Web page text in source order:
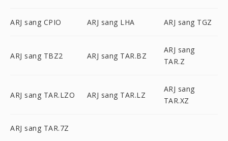
ARJ sang CPIO ARJ sang LHA ARJ sang TGZ
ARJ sang TBZ2 ARJ sang TAR.BZ
ARJ sang
TAR.Z
ARJ sang TAR.LZO ARJ sang TAR.LZ
ARJ sang
TAR.XZ
ARJ sang TAR.7Z